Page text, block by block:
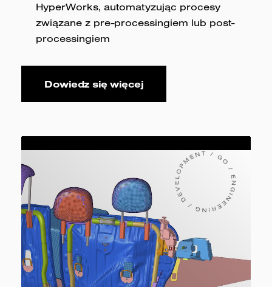
HyperWorks, automatyzując procesy
związane z pre-processingiem lub post-
processingiem
Dowiedz się więcej